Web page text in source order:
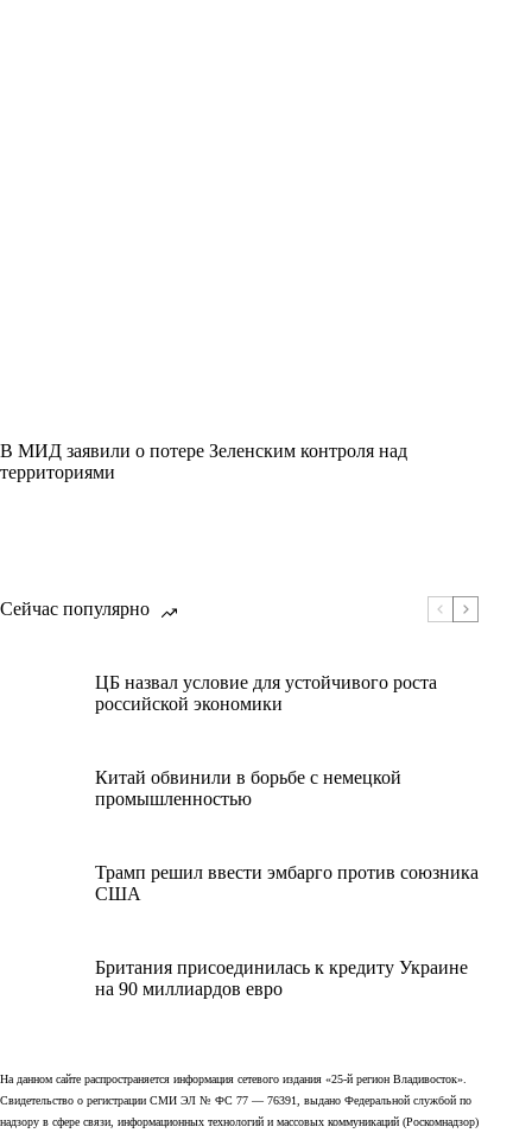
В МИД заявили о потере Зеленским контроля над
территориями
Сейчас популярно
ЦБ назвал условие для устойчивого роста
российской экономики
Китай обвинили в борьбе с немецкой
промышленностью
Трамп решил ввести эмбарго против союзника
США
Британия присоединилась к кредиту Украине
на 90 миллиардов евро
На данном сайте распространяется информация сетевого издания «25-й регион Владивосток».
Свидетельство о регистрации СМИ ЭЛ № ФС 77 — 76391, выдано Федеральной службой по
надзору в сфере связи, информационных технологий и массовых коммуникаций (Роскомнадзор)